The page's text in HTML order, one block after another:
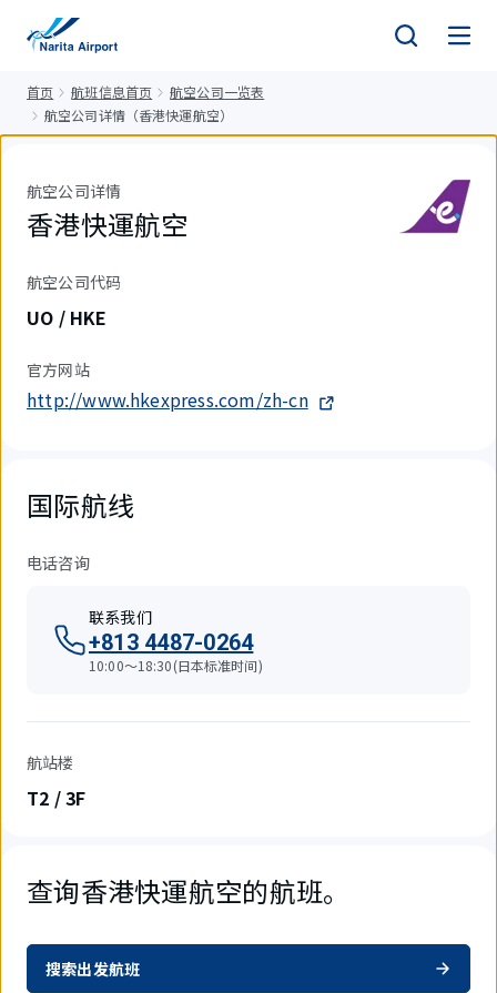
首页 航班信息首页
航空公司一览表
航空公司详情（香港快運航空）
航空公司详情
香港快運航空
航空公司代码
UO / HKE
官方网站
http://www.hkexpress.com/zh-cn
国际航线
电话咨询
联系我们
+813 4487-0264
10:00～18:30(日本标准时间)
航站楼
T2 / 3F
查询香港快運航空的航班。
搜索出发航班